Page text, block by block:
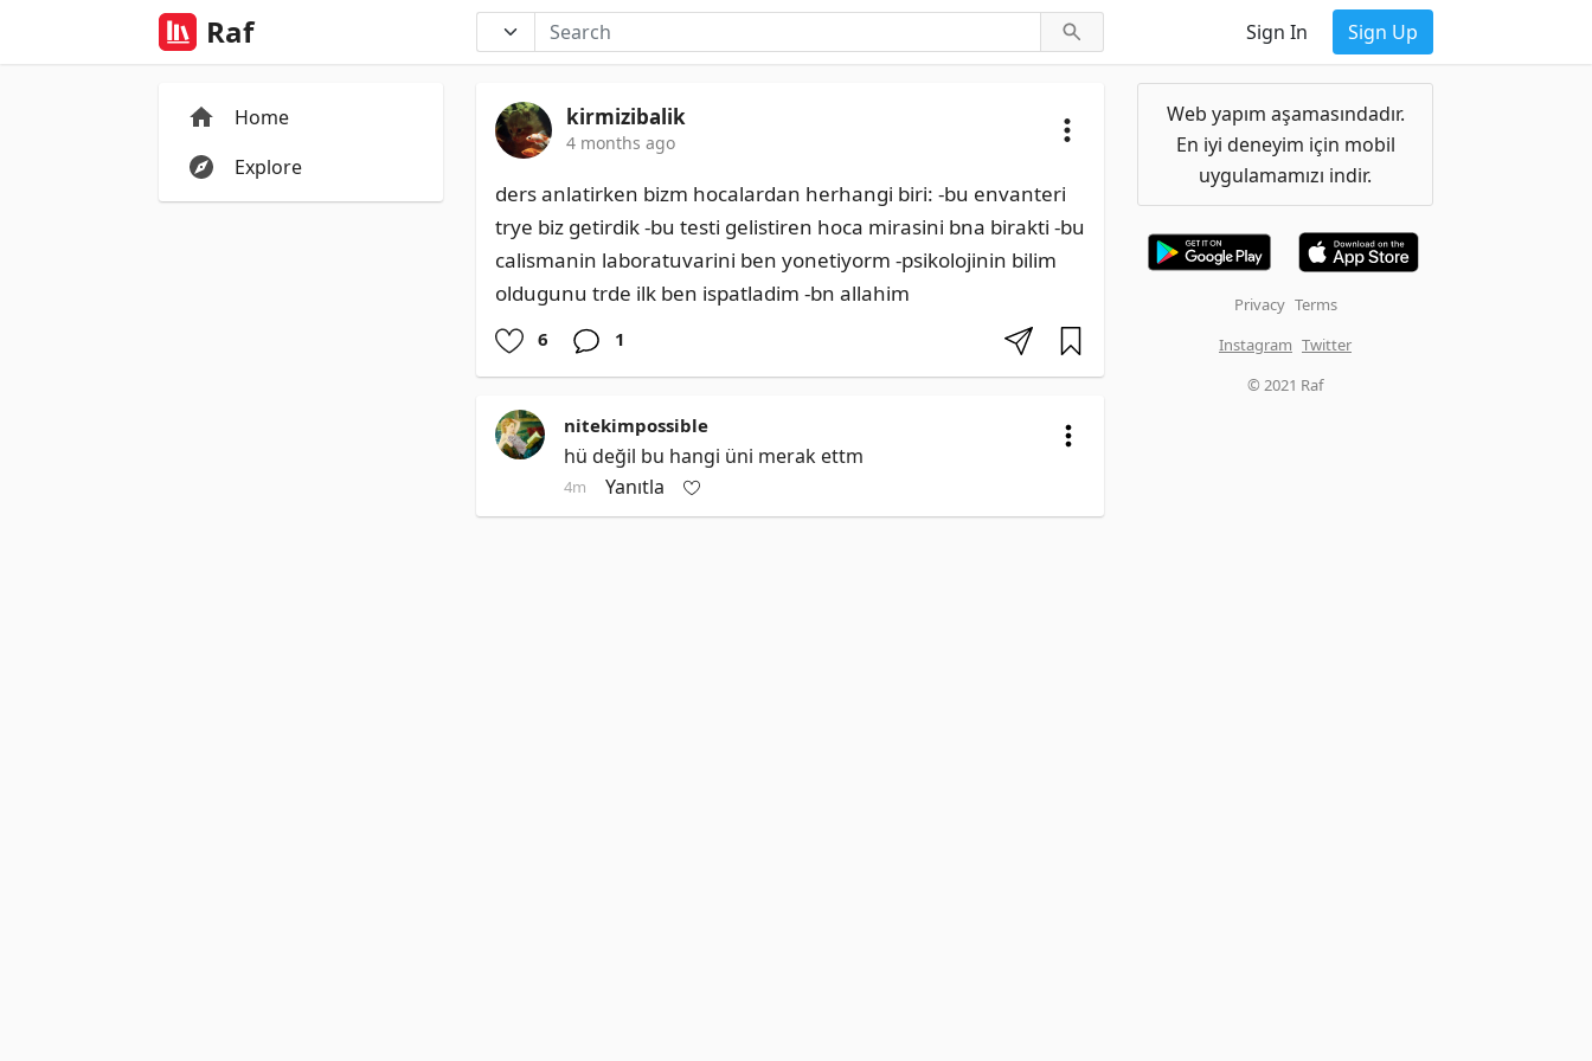
Raf Sign In Sign Up
Home
Explore
kirmizibalik
4 months ago
ders anlatirken bizm hocalardan herhangi biri: -bu envanteri
trye biz getirdik -bu testi gelistiren hoca mirasini bna birakti -bu
calismanin laboratuvarini ben yonetiyorm -psikolojinin bilim
oldugunu trde ilk ben ispatladim -bn allahim
6 1
nitekimpossible
hü değil bu hangi üni merak ettm
4m Yanıtla
Web yapım aşamasındadır.
En iyi deneyim için mobil
uygulamamızı indir.
Privacy Terms
Instagram Twitter
© 2021 Raf